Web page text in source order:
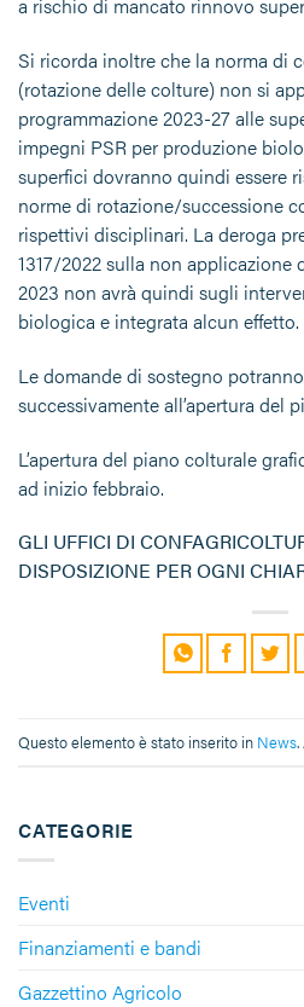
CATEGORIE
Eventi
Finanziamenti e bandi
Gazzettino Agricolo
a rischio di mancato rinnovo
Si ricorda inoltre che la norma di
(rotazione delle colture) non si
programmazione 2023-27 alle
impegni PSR per produzione
superfici dovranno quindi essere
norme di rotazione/successione
rispettivi disciplinari. La deroga
1317/2022 sulla non applicazione
2023 non avrà quindi sugli
biologica e integrata alcun effetto.
Le domande di sostegno
successivamente all’apertura del
L’apertura del piano colturale
ad inizio febbraio.
GLI UFFICI DI
DISPOSIZIONE PER OGNI
Questo elemento è stato inserito in News.